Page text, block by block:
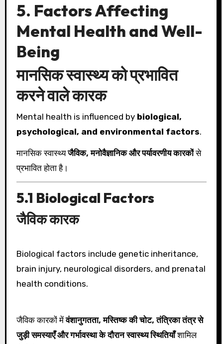
5. Factors Affecting
Mental Health and Well-
Being
मानसिक स्वास्थ्य को प्रभावित
करने वाले कारक
Mental health is influenced by biological,
psychological, and environmental factors.
मानसिक स्वास्थ्यजैविक, मनोवैज्ञानिक और पर्यावरणीय कारकोंसे
प्रभावित होता है।
5.1 Biological Factors
जैविक कारक
Biological factors include genetic inheritance,
brain injury, neurological disorders, and prenatal
health conditions.
जैविक कारकों मेंवंशानुगतता, मस्तिष्क की चोट, तंत्रिका तंत्र से
जुड़ी समस्याएँ और गर्भावस्था के दौरान स्वास्थ्य स्थितियाँशामिल